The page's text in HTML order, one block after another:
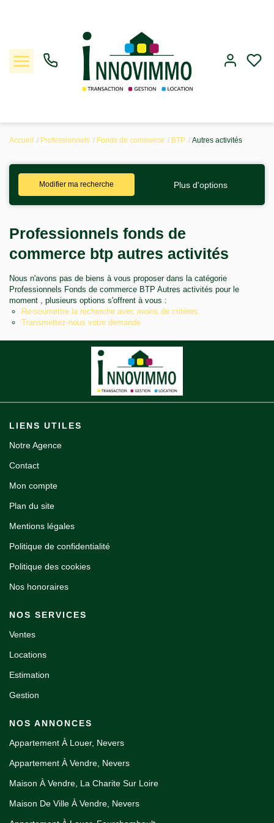
Locations
Gestion
Estimation
Notre agence
Contact
Accueil Professionnels Fonds de commerce BTP Autres activités
Modifier ma recherche Plus d'options
Professionnels fonds de
commerce btp autres activités
Nous n'avons pas de biens à vous proposer dans la catégorie
Professionnels Fonds de commerce BTP Autres activités pour le
moment , plusieurs options s'offrent à vous :
Re-soumettre la recherche avec moins de critères.
Transmettez-nous votre demande
LIENS UTILES
Notre Agence
Contact
Mon compte
Plan du site
Mentions légales
Politique de confidentialité
Politique des cookies
Nos honoraires
NOS SERVICES
Ventes
Locations
Estimation
Gestion
NOS ANNONCES
Appartement À Louer, Nevers
Appartement À Vendre, Nevers
Maison À Vendre, La Charite Sur Loire
Maison De Ville À Vendre, Nevers